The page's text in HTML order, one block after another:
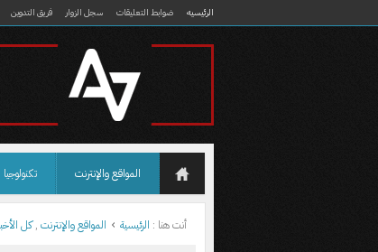
الرئيسيه ضوابط التعليقات سجل الزوار فريق التدوين
المواقع والإنترنت تكنولوجيا
أنت هنا : الرئيسية المواقع والإنترنت ,كل